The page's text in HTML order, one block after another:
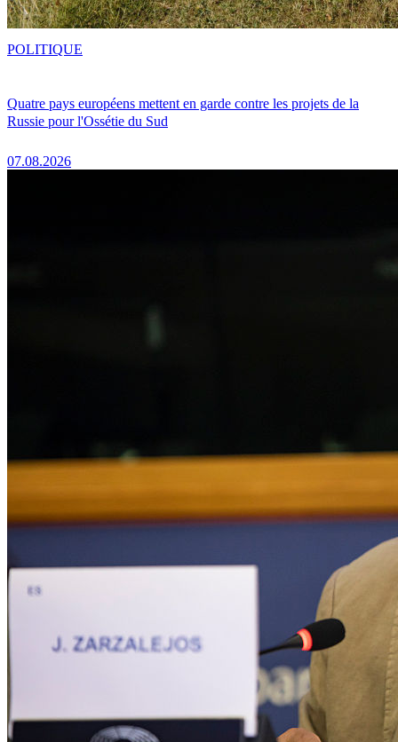
Quatre pays européens mettent en garde contre les projets de la
Russie pour l'Ossétie du Sud
07.08.2026
POLITIQUE